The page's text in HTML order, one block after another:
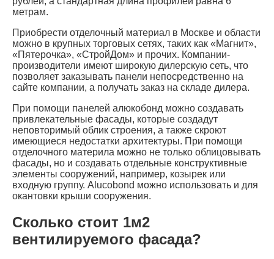
метрам.
Приобрести отделочный материал в Москве и области
можно в крупных торговых сетях, таких как «Магнит»,
«Пятерочка», «СтройДом» и прочих. Компании-
производители имеют широкую дилерскую сеть, что
позволяет заказывать панели непосредственно на
сайте компании, а получать заказ на складе дилера.
При помощи панелей алюкобонд можно создавать
привлекательные фасады, которые создадут
неповторимый облик строения, а также скроют
имеющиеся недостатки архитектуры. При помощи
отделочного материла можно не только облицовывать
фасады, но и создавать отдельные конструктивные
элементы сооружений, например, козырек или
входную группу. Alucobond можно использовать и для
окантовки крыши сооружения.
Сколько стоит 1м2
вентилируемого фасада?